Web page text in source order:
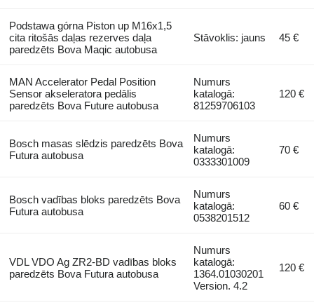
Podstawa górna Piston up M16x1,5
cita ritošās daļas rezerves daļa
paredzēts Bova Maqic autobusa
Stāvoklis: jauns 45 €
MAN Accelerator Pedal Position
Sensor akseleratora pedālis
paredzēts Bova Future autobusa
Numurs
katalogā:
81259706103
120 €
Bosch masas slēdzis paredzēts Bova
Futura autobusa
Numurs
katalogā:
0333301009
70 €
Bosch vadības bloks paredzēts Bova
Futura autobusa
Numurs
katalogā:
0538201512
60 €
VDL VDO Ag ZR2-BD vadības bloks
paredzēts Bova Futura autobusa
Numurs
katalogā:
1364.01030201
Version. 4.2
120 €